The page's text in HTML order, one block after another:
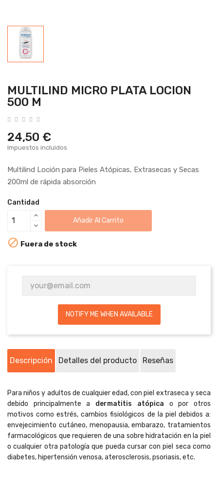
MULTILIND MICRO PLATA LOCION
500 M
24,50 €
Impuestos incluidos
Multilind Loción para Pieles Atópicas, Extrasecas y Secas
200ml de rápida absorción
Cantidad
Añadir Al Carrito
 Fuera de stock
NOTIFY ME WHEN AVAILABLE
Descripción Detalles del producto Reseñas
Para niños y adultos de cualquier edad, con piel extraseca y seca
debido principalmente a dermatitis atópica o por otros
motivos como estrés, cambios fisiológicos de la piel debidos a:
envejecimiento cutáneo, menopausia, embarazo, tratamientos
farmacológicos que requieren de una sobre hidratación en la piel
o cualquier otra patología que pueda cursar con piel seca como
diabetes, hipertensión venosa, aterosclerosis, psoriasis, etc.